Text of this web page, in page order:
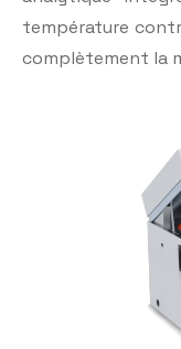
température
complètement la